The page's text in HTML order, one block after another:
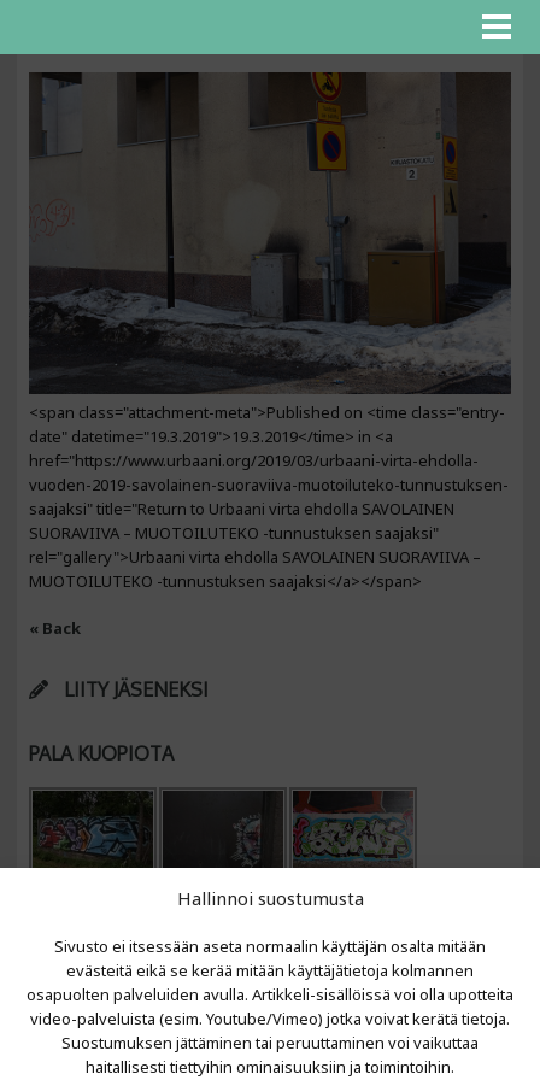
Hallinnoi suostumusta
Sivusto ei itsessään aseta normaalin käyttäjän osalta mitään
evästeitä eikä se kerää mitään käyttäjätietoja kolmannen
osapuolten palveluiden avulla. Artikkeli-sisällöissä voi olla upotteita
video-palveluista (esim. Youtube/Vimeo) jotka voivat kerätä tietoja.
Suostumuksen jättäminen tai peruuttaminen voi vaikuttaa
haitallisesti tiettyihin ominaisuuksiin ja toimintoihin.
<span class="attachment-meta">Published on <time class="entry-
date" datetime="19.3.2019">19.3.2019</time> in <a
href="https://www.urbaani.org/2019/03/urbaani-virta-ehdolla-
vuoden-2019-savolainen-suoraviiva-muotoiluteko-tunnustuksen-
saajaksi" title="Return to Urbaani virta ehdolla SAVOLAINEN
SUORAVIIVA – MUOTOILUTEKO -tunnustuksen saajaksi"
rel="gallery">Urbaani virta ehdolla SAVOLAINEN SUORAVIIVA –
MUOTOILUTEKO -tunnustuksen saajaksi</a></span>
« Back
LIITY JÄSENEKSI
PALA KUOPIOTA
VIIMEISIMMÄT ARTIKKELIT